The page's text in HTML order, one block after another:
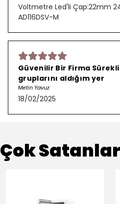
Voltmetre Led'li Çap:22mm
AD116DSV-M
Güvenilir Bir Firma
gruplarını aldığım yer
Metin Yavuz
18/02/2025
Çok Satanlar